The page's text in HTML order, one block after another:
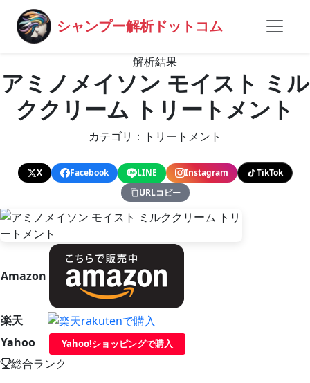
シャンプー解析ドットコム
解析結果
アミノメイソン モイスト ミル
ククリーム トリートメント
カテゴリ：トリートメント
X Facebook LINE Instagram
TikTok
URLコピー
Amazon
楽天
Yahoo
Yahoo!ショッピングで購入
総合ランク